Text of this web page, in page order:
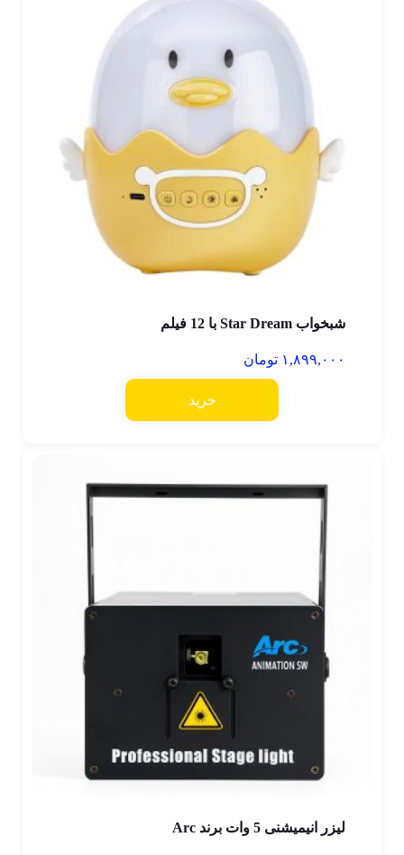
شبخواب Star Dream با 12 فیلم
۱,۸۹۹,۰۰۰ تومان
خرید
لیزر انیمیشنی 5 وات برند Arc